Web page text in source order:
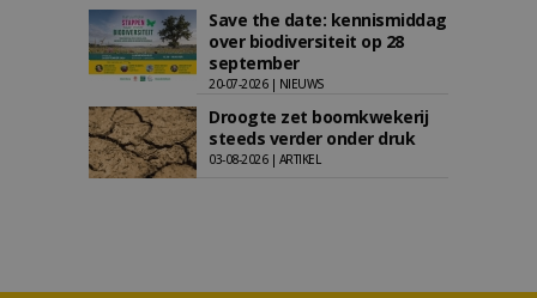
Save the date: kennismiddag
over biodiversiteit op 28
september
20-07-2026 | NIEUWS
Droogte zet boomkwekerij
steeds verder onder druk
03-08-2026 | ARTIKEL